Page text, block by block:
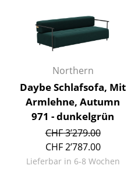
Northern
Daybe Schlafsofa, Mit
Armlehne, Autumn
971 - dunkelgrün
CHF 3’279.00
CHF 2’787.00
Lieferbar in 6-8 Wochen